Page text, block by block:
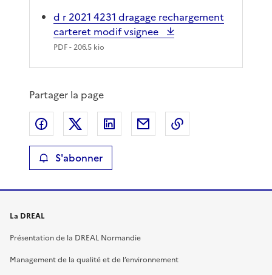
d r 2021 4231 dragage rechargement
carteret modif vsignee
PDF- 206.5 kio
Partager la page
Partager sur Facebook
Partager sur XPartager sur LinkedIn
Partager par email
S'abonner
La DREAL
Présentation de la DREAL Normandie
Management de la qualité et de l’environnement